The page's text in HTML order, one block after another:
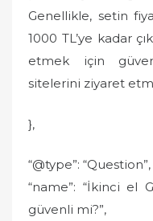
Genellikle, setin
1000 TL’ye kadar
etmek için
sitelerini ziyaret
},
“@type”: “Question”,
“name”: “İkinci el
güvenli mi?”,